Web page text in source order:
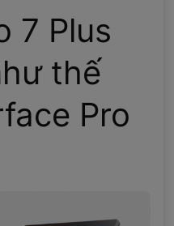
7 Plus
thế
Pro